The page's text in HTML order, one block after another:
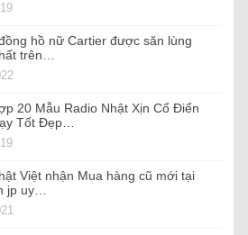
hồ nữ Cartier được săn lùng
trên…
20 Mẫu Radio Nhật Xịn Cổ Điển
Tốt Đẹp…
Việt nhận Mua hàng cũ mới tại
jp uy…